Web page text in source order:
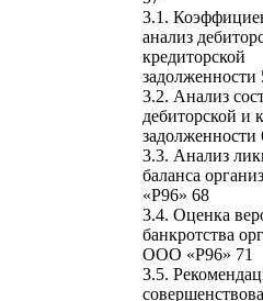
3.1.
анализ
кредиторской
задолженности
3.2. Анализ
дебиторской и
задолженности
3.3. Анализ
баланса
«Р96» 68
3.4. Оценка
банкротства
ООО «Р96» 71
3.5.